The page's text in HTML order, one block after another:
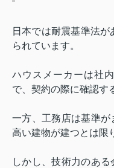
日本では耐震基準法
られています。
ハウスメーカーは社
で、契約の際に確認す
一方、工務店は基準
高い建物が建つとは限
しかし、技術力のあ